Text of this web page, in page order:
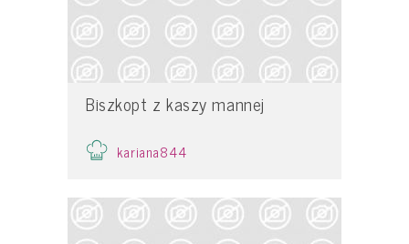
Biszkopt z kaszy mannej
kariana844